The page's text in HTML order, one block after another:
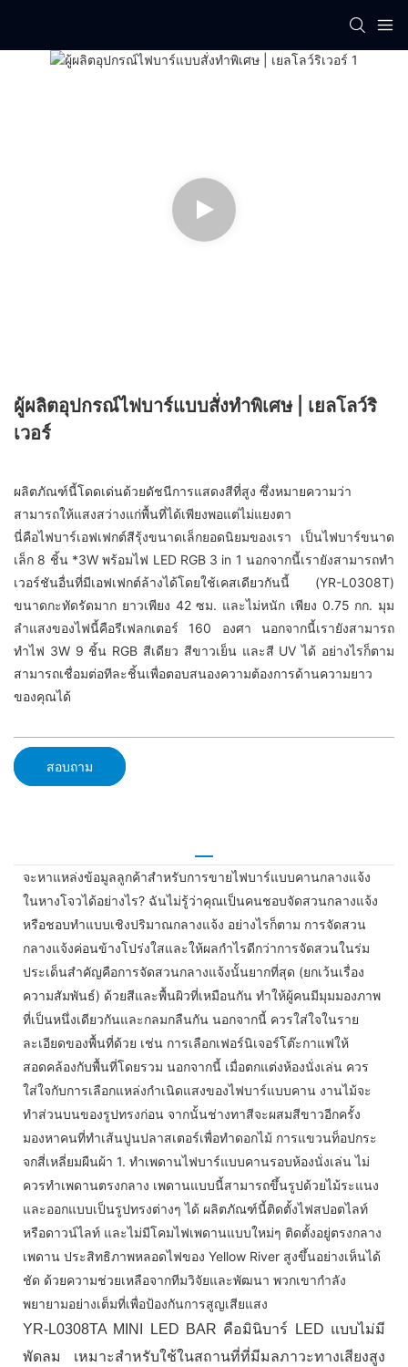
ผู้ผลิตอุปกรณ์ไฟบาร์แบบสั่งทำพิเศษ | เยลโลว์ริ
เวอร์
ผลิตภัณฑ์นี้โดดเด่นด้วยดัชนีการแสดงสีที่สูง ซึ่งหมายความว่า
สามารถให้แสงสว่างแก่พื้นที่ได้เพียงพอแต่ไม่แยงตา
นี่คือไฟบาร์เอฟเฟกต์สีรุ้งขนาดเล็กยอดนิยมของเรา เป็นไฟบาร์ขนาด
เล็ก 8 ชิ้น *3W พร้อมไฟ LED RGB 3 in 1 นอกจากนี้เรายังสามารถทำ
เวอร์ชันอื่นที่มีเอฟเฟกต์ล้างได้โดยใช้เคสเดียวกันนี้ (YR-L0308T)
ขนาดกะทัดรัดมาก ยาวเพียง 42 ซม. และไม่หนัก เพียง 0.75 กก. มุม
ลำแสงของไฟนี้คือรีเฟลกเตอร์ 160 องศา นอกจากนี้เรายังสามารถ
ทำไฟ 3W 9 ชิ้น RGB สีเดียว สีขาวเย็น และสี UV ได้ อย่างไรก็ตาม
สามารถเชื่อมต่อทีละชิ้นเพื่อตอบสนองความต้องการด้านความยาว
ของคุณได้
สอบถาม
จะหาแหล่งข้อมูลลูกค้าสำหรับการขายไฟบาร์แบบคานกลางแจ้ง
ในหางโจวได้อย่างไร? ฉันไม่รู้ว่าคุณเป็นคนชอบจัดสวนกลางแจ้ง
หรือชอบทำแบบเชิงปริมาณกลางแจ้ง อย่างไรก็ตาม การจัดสวน
กลางแจ้งค่อนข้างโปร่งใสและให้ผลกำไรดีกว่าการจัดสวนในร่ม
ประเด็นสำคัญคือการจัดสวนกลางแจ้งนั้นยากที่สุด (ยกเว้นเรื่อง
ความสัมพันธ์) ด้วยสีและพื้นผิวที่เหมือนกัน ทำให้ผู้คนมีมุมมองภาพ
ที่เป็นหนึ่งเดียวกันและกลมกลืนกัน นอกจากนี้ ควรใส่ใจในราย
ละเอียดของพื้นที่ด้วย เช่น การเลือกเฟอร์นิเจอร์โต๊ะกาแฟให้
สอดคล้องกับพื้นที่โดยรวม นอกจากนี้ เมื่อตกแต่งห้องนั่งเล่น ควร
ใส่ใจกับการเลือกแหล่งกำเนิดแสงของไฟบาร์แบบคาน งานไม้จะ
ทำส่วนบนของรูปทรงก่อน จากนั้นช่างทาสีจะผสมสีขาวอีกครั้ง
มองหาคนที่ทำเส้นปูนปลาสเตอร์เพื่อทำดอกไม้ การแขวนท็อปกระ
จกสี่เหลี่ยมผืนผ้า 1. ทำเพดานไฟบาร์แบบคานรอบห้องนั่งเล่น ไม่
ควรทำเพดานตรงกลาง เพดานแบบนี้สามารถขึ้นรูปด้วยไม้ระแนง
และออกแบบเป็นรูปทรงต่างๆ ได้ ผลิตภัณฑ์นี้ติดตั้งไฟสปอตไลท์
หรือดาวน์ไลท์ และไม่มีโคมไฟเพดานแบบใหม่ๆ ติดตั้งอยู่ตรงกลาง
เพดาน ประสิทธิภาพหลอดไฟของ Yellow River สูงขึ้นอย่างเห็นได้
ชัด ด้วยความช่วยเหลือจากทีมวิจัยและพัฒนา พวกเขากำลัง
พยายามอย่างเต็มที่เพื่อป้องกันการสูญเสียแสง
YR-L0308TA MINI LED BAR คือมินิบาร์ LED แบบไม่มี
พัดลม เหมาะสำหรับใช้ในสถานที่ที่มีมลภาวะทางเสียงสูง